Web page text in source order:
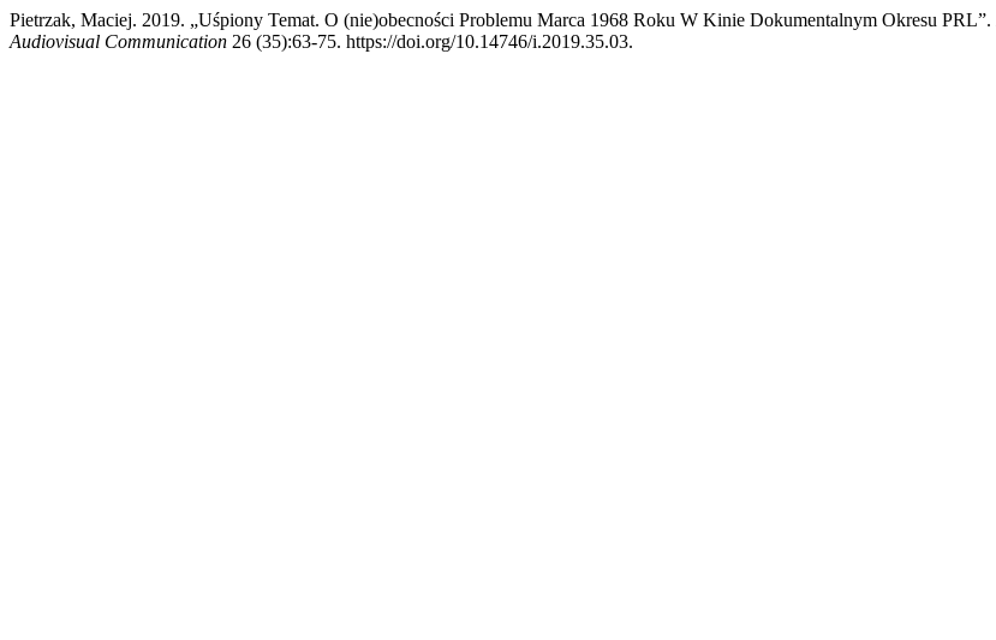
Pietrzak, Maciej. 2019. „Uśpiony Temat. O (nie)obecności Problemu Marca 1968 Roku W Kinie Dokumentalnym Okresu PRL”.
Audiovisual Communication 26 (35):63-75. https://doi.org/10.14746/i.2019.35.03.